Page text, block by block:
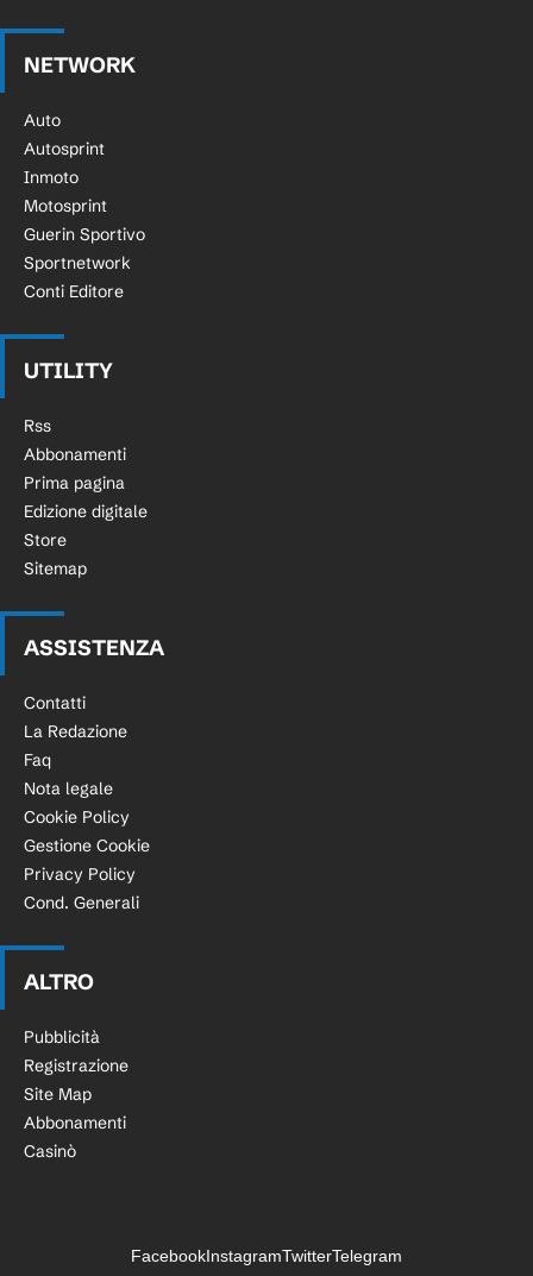
NETWORK
Auto
Autosprint
Inmoto
Motosprint
Guerin Sportivo
Sportnetwork
Conti Editore
UTILITY
Rss
Abbonamenti
Prima pagina
Edizione digitale
Store
Sitemap
ASSISTENZA
Contatti
La Redazione
Faq
Nota legale
Cookie Policy
Gestione Cookie
Privacy Policy
Cond. Generali
ALTRO
Pubblicità
Registrazione
Site Map
Abbonamenti
Casinò
FacebookInstagramTwitterTelegram